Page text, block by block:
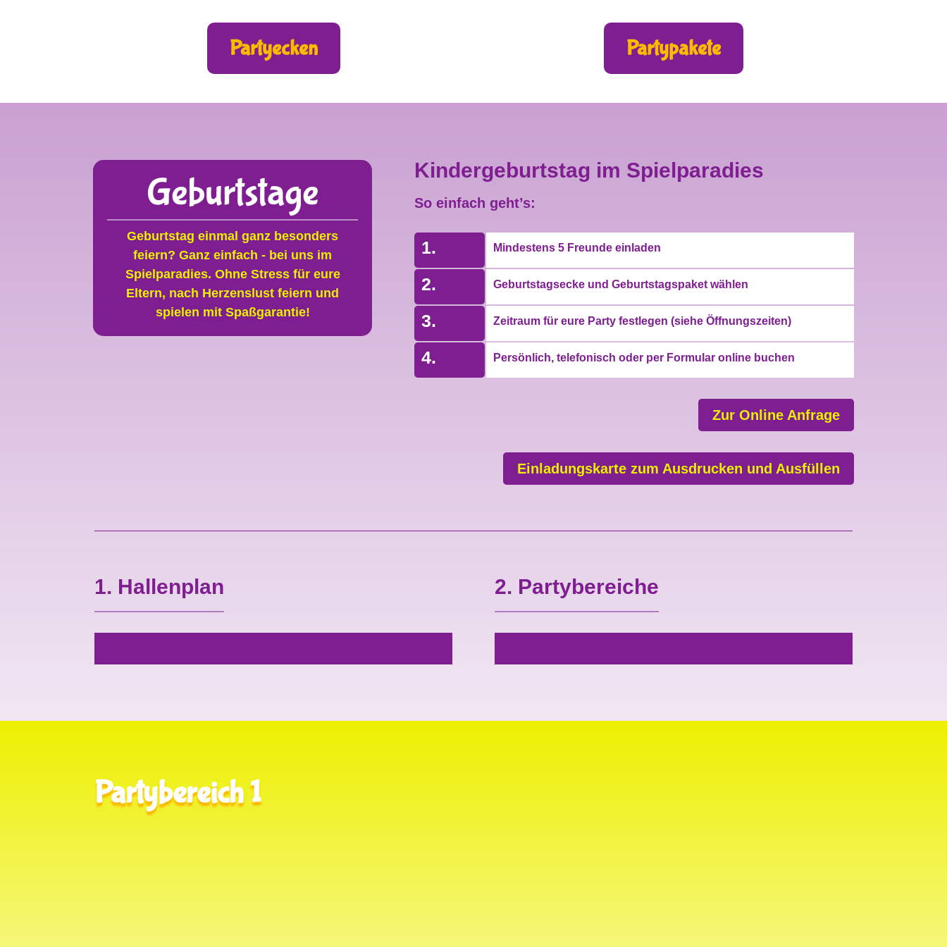
Partyecken Partypakete
Geburtstage
Geburtstag einmal ganz besonders
feiern? Ganz einfach - bei uns im
Spielparadies. Ohne Stress für eure
Eltern, nach Herzenslust feiern und
spielen mit Spaßgarantie!
Kindergeburtstag im Spielparadies
So einfach geht’s:
1.
2.
3.
4.
Mindestens 5 Freunde einladen
Geburtstagsecke und Geburtstagspaket wählen
Zeitraum für eure Party festlegen (siehe Öffnungszeiten)
Persönlich, telefonisch oder per Formular online buchen
Zur Online Anfrage
Einladungskarte zum Ausdrucken und Ausfüllen
1. Hallenplan 2. Partybereiche
Partybereich 1